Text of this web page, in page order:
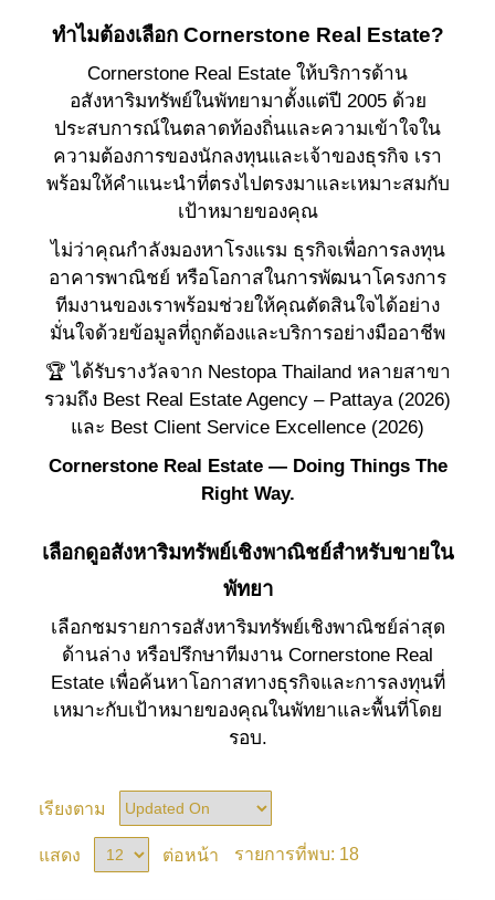
ทำไมต้องเลือก Cornerstone Real Estate?
Cornerstone Real Estate ให้บริการด้าน
อสังหาริมทรัพย์ในพัทยามาตั้งแต่ปี 2005 ด้วย
ประสบการณ์ในตลาดท้องถิ่นและความเข้าใจใน
ความต้องการของนักลงทุนและเจ้าของธุรกิจ เรา
พร้อมให้คำแนะนำที่ตรงไปตรงมาและเหมาะสมกับ
เป้าหมายของคุณ
ไม่ว่าคุณกำลังมองหาโรงแรม ธุรกิจเพื่อการลงทุน
อาคารพาณิชย์ หรือโอกาสในการพัฒนาโครงการ
ทีมงานของเราพร้อมช่วยให้คุณตัดสินใจได้อย่าง
มั่นใจด้วยข้อมูลที่ถูกต้องและบริการอย่างมืออาชีพ
🏆 ได้รับรางวัลจาก Nestopa Thailand หลายสาขา
รวมถึง Best Real Estate Agency – Pattaya (2026)
และ Best Client Service Excellence (2026)
Cornerstone Real Estate — Doing Things The
Right Way.
เลือกดูอสังหาริมทรัพย์เชิงพาณิชย์สำหรับขายใน
พัทยา
เลือกชมรายการอสังหาริมทรัพย์เชิงพาณิชย์ล่าสุด
ด้านล่าง หรือปรึกษาทีมงาน Cornerstone Real
Estate เพื่อค้นหาโอกาสทางธุรกิจและการลงทุนที่
เหมาะกับเป้าหมายของคุณในพัทยาและพื้นที่โดย
รอบ.
เรียงตาม
แสดง ต่อหน้า รายการที่พบ: 18